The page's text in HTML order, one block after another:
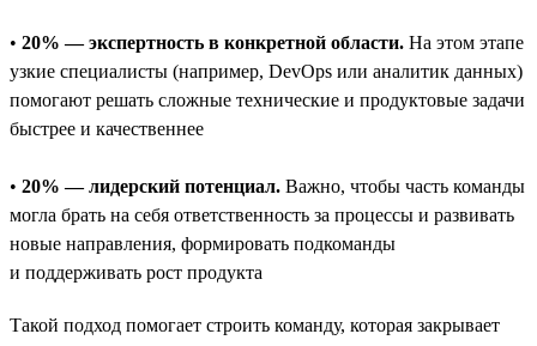
• 20% — экспертность в конкретной области. На этом этапе
узкие специалисты (например, DevOps или аналитик данных)
помогают решать сложные технические и продуктовые задачи
быстрее и качественнее
• 20% — лидерский потенциал. Важно, чтобы часть команды
могла брать на себя ответственность за процессы и развивать
новые направления, формировать подкоманды
и поддерживать рост продукта
Такой подход помогает строить команду, которая закрывает